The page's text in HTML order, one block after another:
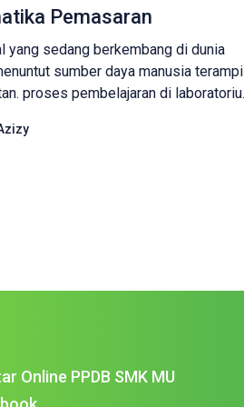
Pemasaran
yang sedang berkembang di dunia
sumber daya manusia terampil
proses pembelajaran di
SMK Manbaul Ulum yang merupakan
Online PPDB SMK MU